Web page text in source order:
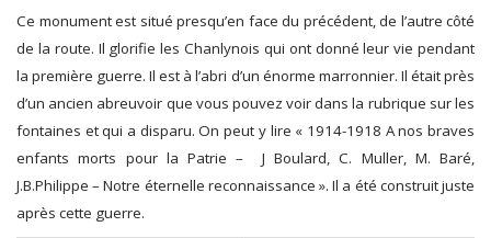
Ce monument est situé presqu’en face du précédent, de l’autre côté
de la route. Il glorifie les Chanlynois qui ont donné leur vie pendant
la première guerre. Il est à l’abri d’un énorme marronnier. Il était près
d’un ancien abreuvoir que vous pouvez voir dans la rubrique sur les
fontaines et qui a disparu. On peut y lire « 1914-1918 A nos braves
enfants morts pour la Patrie – J Boulard, C. Muller, M. Baré,
J.B.Philippe – Notre éternelle reconnaissance ». Il a été construit juste
après cette guerre.